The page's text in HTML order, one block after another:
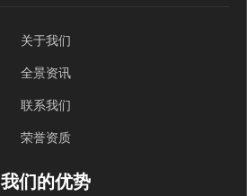
关于我们
全景资讯
联系我们
荣誉资质
我们的优势